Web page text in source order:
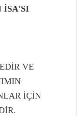
İSA'SI
VE
İÇİN